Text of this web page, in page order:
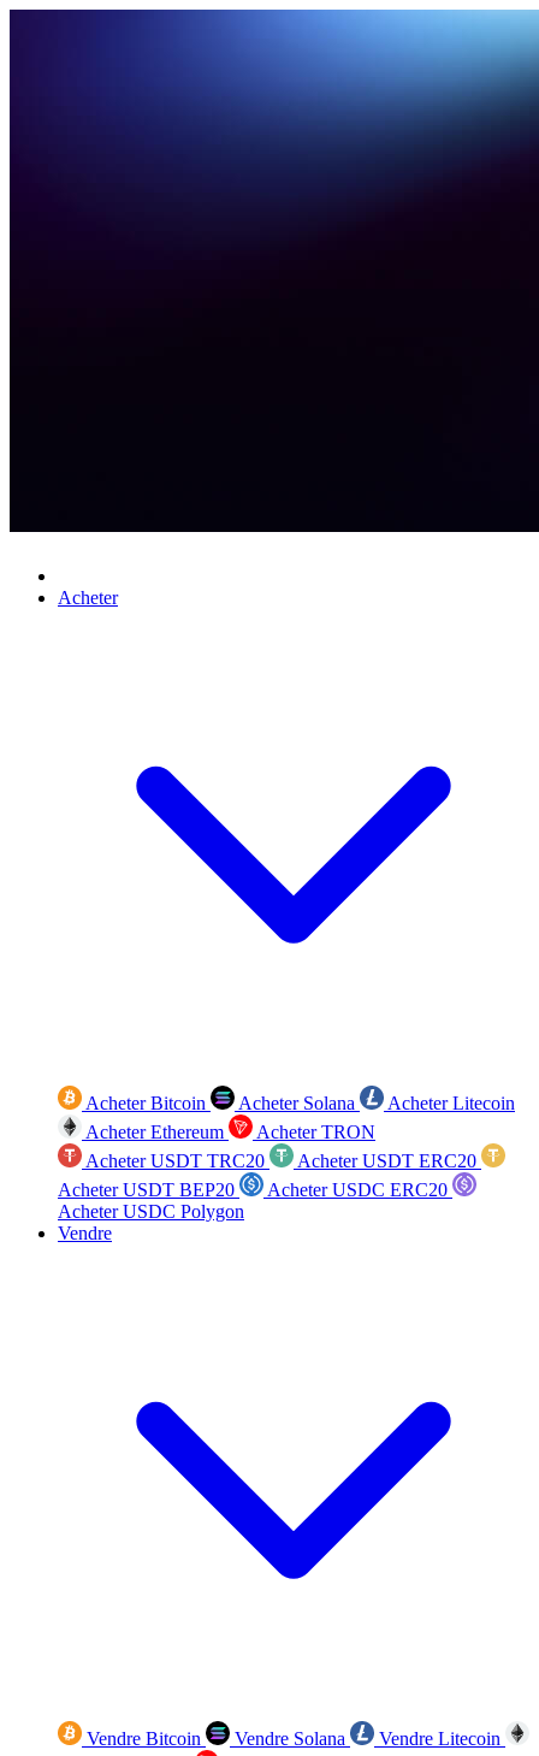
Acheter
Acheter Bitcoin Acheter Solana
Acheter Litecoin
Acheter Ethereum
Acheter TRON
Acheter USDT TRC20
Acheter USDT ERC20
Acheter USDT BEP20
Acheter USDC ERC20
Acheter USDC Polygon
Vendre
Vendre Bitcoin Vendre Solana
Vendre Litecoin